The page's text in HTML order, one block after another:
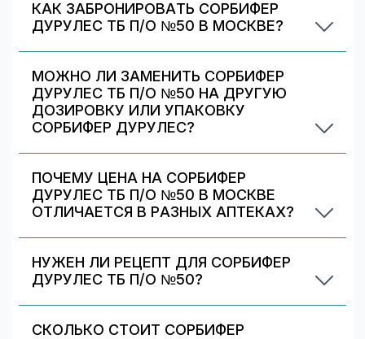
«Формы выпуска» можно сравнить цены и
наличие по другим вариантам.
КАК ЗАБРОНИРОВАТЬ СОРБИФЕР
ДУРУЛЕС ТБ П/О №50 В МОСКВЕ?
(если доступно). После оформления получите
номер заказа и выкупите препарат в аптеке.
МОЖНО ЛИ ЗАМЕНИТЬ СОРБИФЕР
ДУРУЛЕС ТБ П/О №50 НА ДРУГУЮ
ДОЗИРОВКУ ИЛИ УПАКОВКУ
СОРБИФЕР ДУРУЛЕС?
список альтернативных дозировок/упаковок
— сравните наличие и цену. Подбор дозировки
ПОЧЕМУ ЦЕНА НА СОРБИФЕР
ДУРУЛЕС ТБ П/О №50 В МОСКВЕ
ОТЛИЧАЕТСЯ В РАЗНЫХ АПТЕКАХ?
разных аптек в Москве — выбирайте самое
выгодное и удобное по адресу/времени
работы.
НУЖЕН ЛИ РЕЦЕПТ ДЛЯ СОРБИФЕР
ДУРУЛЕС ТБ П/О №50?
СКОЛЬКО СТОИТ СОРБИФЕР